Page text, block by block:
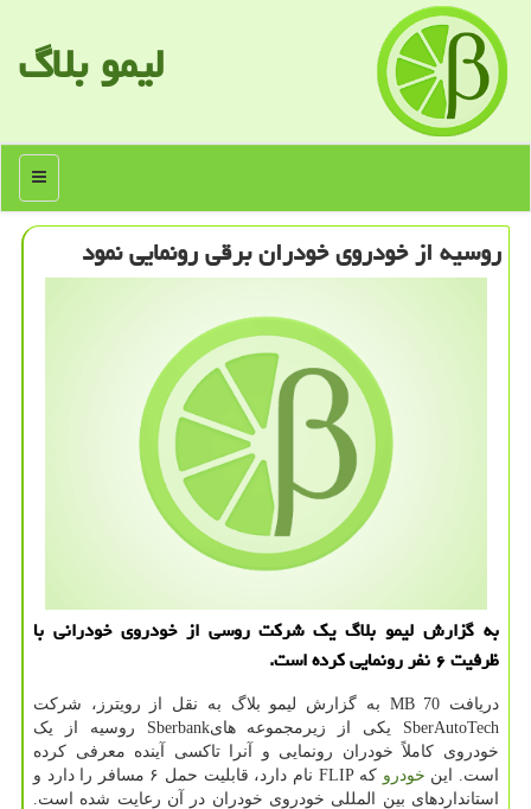
لیمو بلاگ
منو
روسیه از خودروی خودران برقی رونمایی نمود
به گزارش لیمو بلاگ یک شرکت روسی از خودروی خودرانی با
ظرفیت ۶ نفر رونمایی کرده است.
دریافت 70 MB به گزارش لیمو بلاگ به نقل از رویترز، شرکت
SberAutoTech یکی از زیرمجموعه هایSberbank روسیه از یک
خودروی کاملاً خودران رونمایی و آنرا تاکسی آینده معرفی کرده
است. این خودرو
که FLIP نام دارد، قابلیت حمل ۶ مسافر را دارد و
استانداردهای بین المللی خودروی خودران در آن رعایت شده است.